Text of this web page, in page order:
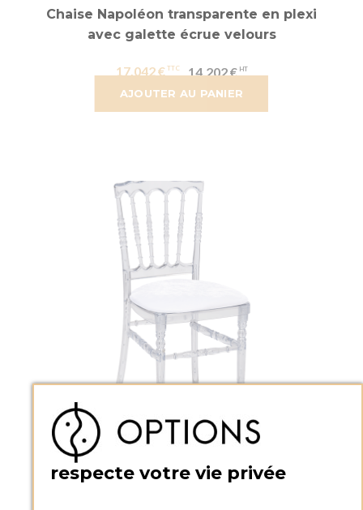
AJOUTER AU PANIER
Chaise Napoléon transparente en plexi
avec galette écrue velours
17,042 € 14,202 €
respecte votre vie privée